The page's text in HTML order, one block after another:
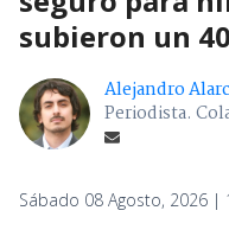
subieron un
Alejandro
Periodista.
Sábado 08 Agosto, 2026 |